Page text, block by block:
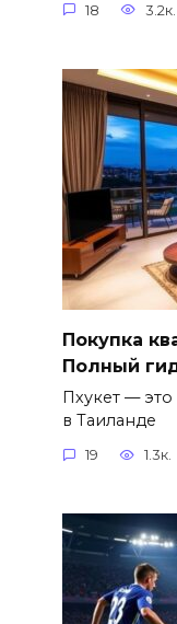
18 3.2к.
Покупка
Полный
Пхукет —
в Таиланде
19 1.3к.